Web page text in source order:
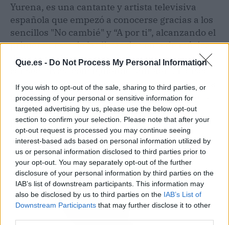
Que.es - Do Not Process My Personal Information
If you wish to opt-out of the sale, sharing to third parties, or
processing of your personal or sensitive information for
targeted advertising by us, please use the below opt-out
section to confirm your selection. Please note that after your
opt-out request is processed you may continue seeing
interest-based ads based on personal information utilized by
us or personal information disclosed to third parties prior to
your opt-out. You may separately opt-out of the further
disclosure of your personal information by third parties on the
IAB’s list of downstream participants. This information may
also be disclosed by us to third parties on the IAB’s List of
Downstream Participants that may further disclose it to other
Yurena, es una cantante y artista televisiva
española que empezó a conocerse gracias a los
sencillos "No cambié" y “A por ti”, alcanzando el
primer puesto de las listas de venta de música
de España durante más de 9 semanas
consecutivas, consiguiendo también un disco
de oro. Su irrupción en el mercado de la música
propiciaron fans de Tamara y apoyos muy a su
favor en la música y fuera de ella. En el 2001
publicó un CD compuesto de 14 temas, llamado
"Tamara Superestar".